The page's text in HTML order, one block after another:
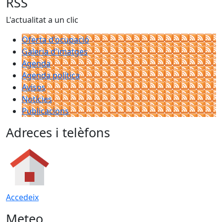
L'actualitat a un clic
Oferta d'ocupació
Galeria d'imatges
Agenda
Agenda política
Avisos
Notícies
Publicacions
Adreces i telèfons
Accedeix
Meteo